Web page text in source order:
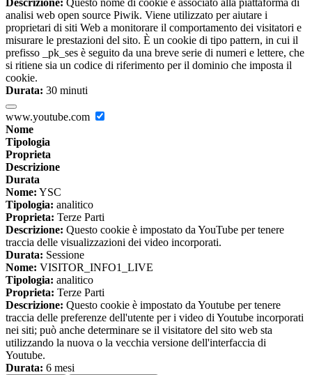
Descrizione: Questo nome di cookie è associato alla piattaforma di
analisi web open source Piwik. Viene utilizzato per aiutare i
proprietari di siti Web a monitorare il comportamento dei visitatori e
misurare le prestazioni del sito. È un cookie di tipo pattern, in cui il
prefisso _pk_ses è seguito da una breve serie di numeri e lettere, che
si ritiene sia un codice di riferimento per il dominio che imposta il
cookie.
Durata: 30 minuti
www.youtube.com
Nome
Tipologia
Proprieta
Descrizione
Durata
Nome: YSC
Tipologia: analitico
Proprieta: Terze Parti
Descrizione: Questo cookie è impostato da YouTube per tenere
traccia delle visualizzazioni dei video incorporati.
Durata: Sessione
Nome: VISITOR_INFO1_LIVE
Tipologia: analitico
Proprieta: Terze Parti
Descrizione: Questo cookie è impostato da Youtube per tenere
traccia delle preferenze dell'utente per i video di Youtube incorporati
nei siti; può anche determinare se il visitatore del sito web sta
utilizzando la nuova o la vecchia versione dell'interfaccia di
Youtube.
Durata: 6 mesi